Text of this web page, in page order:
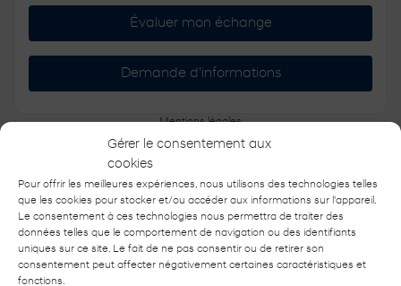
Gérer le consentement aux
cookies
Pour offrir les meilleures expériences, nous utilisons des technologies telles
que les cookies pour stocker et/ou accéder aux informations sur l'appareil.
Le consentement à ces technologies nous permettra de traiter des
données telles que le comportement de navigation ou des identifiants
uniques sur ce site. Le fait de ne pas consentir ou de retirer son
consentement peut affecter négativement certaines caractéristiques et
fonctions.
Évaluer mon échange
Demande d'informations
Mentions légales
5 000$de Rabais